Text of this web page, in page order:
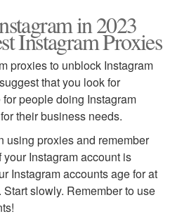
in 2023
Instagram Proxies
proxies to unblock Instagram
that you look for
people doing Instagram
their business needs.
using proxies and remember
Instagram account is
Instagram accounts age for at
slowly. Remember to use